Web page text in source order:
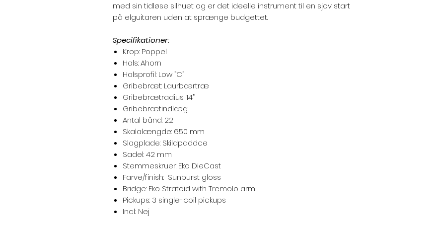
med sin tidløse silhuet og er det ideelle instrument til en sjov start
på elguitaren uden at sprænge budgettet.
Specifikationer:
Krop: Poppel
Hals: Ahorn
Halsprofil: Low ”C”
Gribebræt: Laurbærtræ
Gribebrætradius: 14”
Gribebrætindlæg:
Antal bånd: 22
Skalalængde: 650 mm
Slagplade: Skildpaddce
Sadel: 42 mm
Stemmeskruer: Eko DieCast
Farve/finish: Sunburst gloss
Bridge: Eko Stratoid with Tremolo arm
Pickups: 3 single-coil pickups
Incl.: Nej